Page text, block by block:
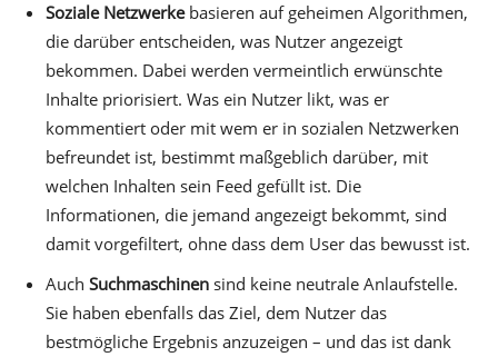
Soziale Netzwerkebasieren auf geheimen Algorithmen,
die darüber entscheiden, was Nutzer angezeigt
bekommen. Dabei werden vermeintlich erwünschte
Inhalte priorisiert. Was ein Nutzer likt, was er
kommentiert oder mit wem er in sozialen Netzwerken
befreundet ist, bestimmt maßgeblich darüber, mit
welchen Inhalten sein Feed gefüllt ist. Die
Informationen, die jemand angezeigt bekommt, sind
damit vorgefiltert, ohne dass dem User das bewusst ist.
Auch Suchmaschinen sind keine neutrale Anlaufstelle.
Sie haben ebenfalls das Ziel, dem Nutzer das
bestmögliche Ergebnis anzuzeigen – und das ist dank